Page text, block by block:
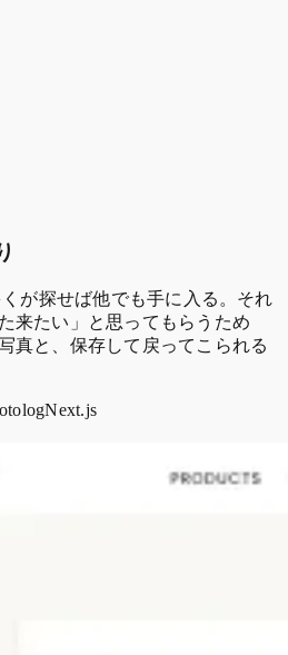
が探せば他でも手に入る。それ
来たい」と思ってもらうため
真と、保存して戻ってこられる
Next.js